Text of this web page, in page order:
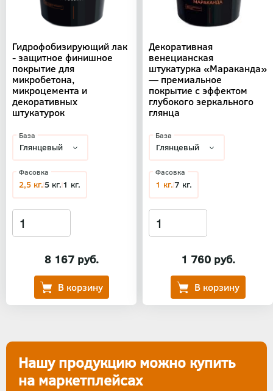
Гидрофобизирующий лак
- защитное финишное
покрытие для
микробетона,
микроцемента и
декоративных
штукатурок
8 167 руб.
База
Фасовка
2,5 кг.5 кг. 1 кг.
Декоративная
венецианская
штукатурка «Мараканда»
— премиальное
покрытие с эффектом
глубокого зеркального
глянца
1 760 руб.
База
Фасовка
1 кг.7 кг.
Нашу продукцию можно купить
на маркетплейсах